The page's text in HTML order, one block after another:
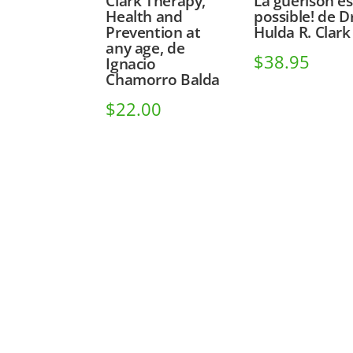
Health and
Prevention at
any age, de
Ignacio
Chamorro Balda
$22.00
possible! de
Hulda R. Clark
$38.95